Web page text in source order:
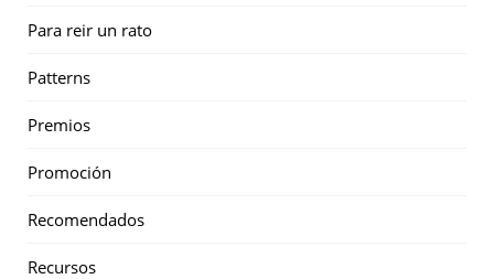
Para reir un rato
Patterns
Premios
Promoción
Recomendados
Recursos